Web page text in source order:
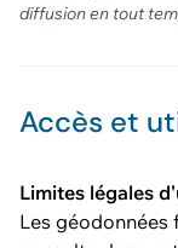
diffusion en tout
Accès et
Limites légales
Les géodonnées